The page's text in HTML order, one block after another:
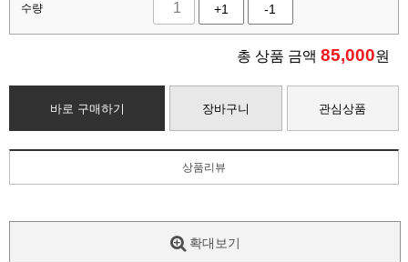
수량 +1 -1
총 상품 금액 85,000원
바로 구매하기 장바구니 관심상품
상품리뷰
확대보기